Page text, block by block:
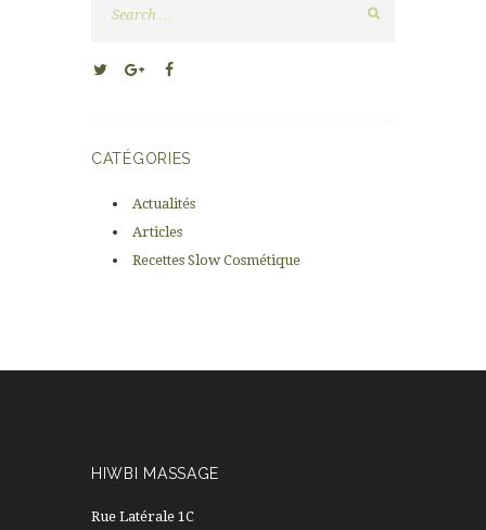
CATÉGORIES
Actualités
Articles
Recettes Slow Cosmétique
HIWBI MASSAGE
Rue Latérale 1C